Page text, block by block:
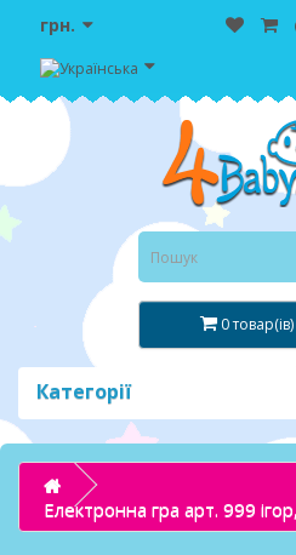
грн.
0
Категорії
Електронна гра арт. 999